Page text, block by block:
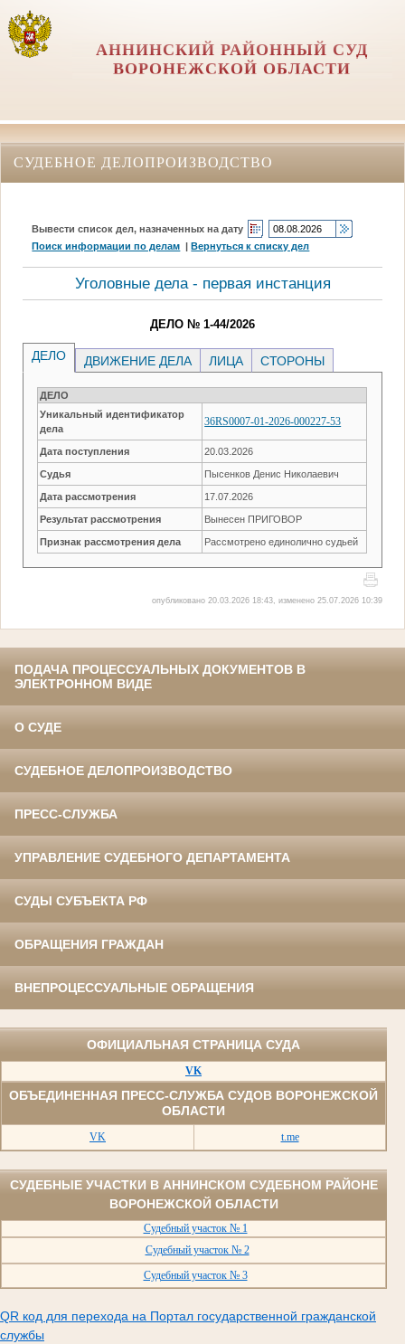
АННИНСКИЙ РАЙОННЫЙ СУД
ВОРОНЕЖСКОЙ ОБЛАСТИ
СУДЕБНОЕ ДЕЛОПРОИЗВОДСТВО
Вывести список дел, назначенных на дату
Поиск информации по делам |Вернуться к списку дел
Уголовные дела - первая инстанция
ДЕЛО № 1-44/2026
ДЕЛО ДВИЖЕНИЕ ДЕЛА ЛИЦА СТОРОНЫ
ДЕЛО
Уникальный идентификатор
дела
36RS0007-01-2026-000227-53
Дата поступления 20.03.2026
Судья Пысенков Денис Николаевич
Дата рассмотрения 17.07.2026
Результат рассмотрения Вынесен ПРИГОВОР
Признак рассмотрения дела Рассмотрено единолично судьей
опубликовано 20.03.2026 18:43, изменено 25.07.2026 10:39
ПОДАЧА ПРОЦЕССУАЛЬНЫХ ДОКУМЕНТОВ В
ЭЛЕКТРОННОМ ВИДЕ
О СУДЕ
СУДЕБНОЕ ДЕЛОПРОИЗВОДСТВО
ПРЕСС-СЛУЖБА
УПРАВЛЕНИЕ СУДЕБНОГО ДЕПАРТАМЕНТА
СУДЫ СУБЪЕКТА РФ
ОБРАЩЕНИЯ ГРАЖДАН
ВНЕПРОЦЕССУАЛЬНЫЕ ОБРАЩЕНИЯ
ОФИЦИАЛЬНАЯ СТРАНИЦА СУДА
VK
ОБЪЕДИНЕННАЯ ПРЕСС-СЛУЖБА СУДОВ ВОРОНЕЖСКОЙ
ОБЛАСТИ
VK t.me
СУДЕБНЫЕ УЧАСТКИ В АННИНСКОМ СУДЕБНОМ РАЙОНЕ
ВОРОНЕЖСКОЙ ОБЛАСТИ
Судебный участок № 1
Судебный участок № 2
Судебный участок № 3
QR код для перехода на Портал государственной гражданской
службы